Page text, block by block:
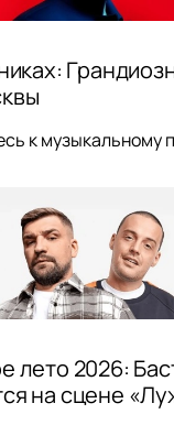
к музыкальному
лето 2026:
на сцене